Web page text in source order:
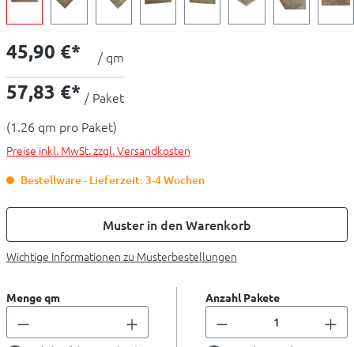
45,90 €* / qm
57,83 €* / Paket
(1.26 qm pro Paket)
Preise inkl. MwSt. zzgl. Versandkosten
Bestellware - Lieferzeit: 3-4 Wochen
Muster in den Warenkorb
Wichtige Informationen zu Musterbestellungen
Menge qm Anzahl Pakete